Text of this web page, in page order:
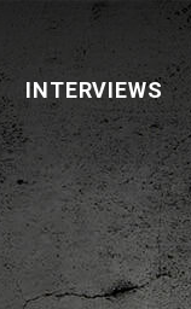
INTERVIEWS